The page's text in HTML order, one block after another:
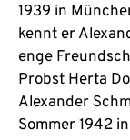
1939 in
kennt er
enge
Probst Herta
Alexander
Sommer 1942